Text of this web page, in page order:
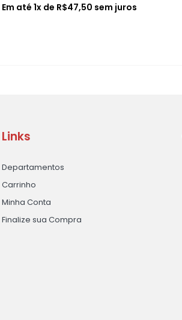
Em até 1x de R$47,50 sem juros
Links
Departamentos
Carrinho
Minha Conta
Finalize sua Compra